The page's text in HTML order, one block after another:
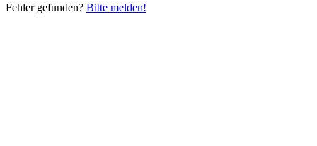
Fehler gefunden? Bitte melden!